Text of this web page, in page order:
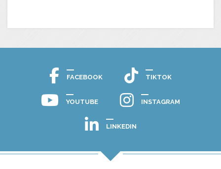
FACEBOOK TIKTOK
YOUTUBE INSTAGRAM
LINKEDIN